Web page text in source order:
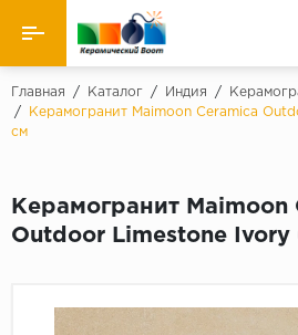
Назад
Производители
Керамогранит
Главная / Каталог / Индия /
/
Керамогранит Maimoon Ceramica
см
Керамогранит Maimoon
Outdoor Limestone